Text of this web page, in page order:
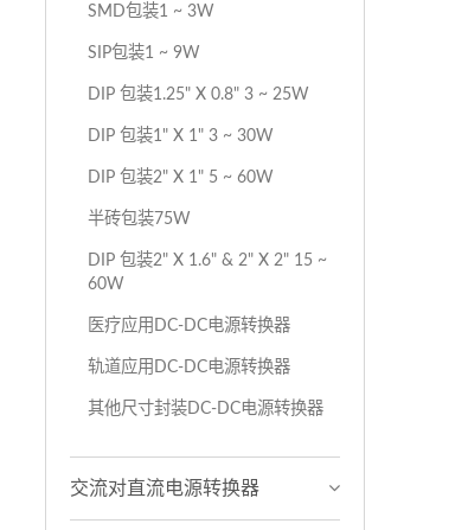
SMD包装1 ~ 3W
SIP包装1 ~ 9W
DIP 包装1.25" X 0.8" 3 ~ 25W
DIP 包装1" X 1" 3 ~ 30W
DIP 包装2" X 1" 5 ~ 60W
半砖包装75W
DIP 包装2" X 1.6" & 2" X 2" 15 ~
60W
医疗应用DC-DC电源转换器
轨道应用DC-DC电源转换器
其他尺寸封装DC-DC电源转换器
交流对直流电源转换器